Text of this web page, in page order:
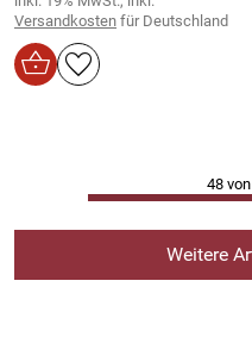
Versandkosten für Deutschland
48
Weitere